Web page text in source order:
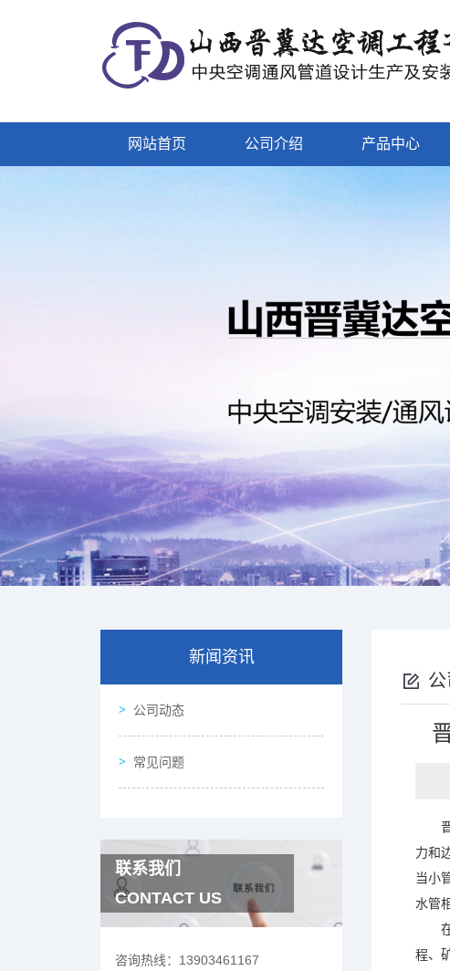
网站首页 公司介绍 产品中心
新闻资讯
公司动态
常见问题
联系我们
CONTACT US
咨询热线： 13903461167
力和
当小
水管
程、